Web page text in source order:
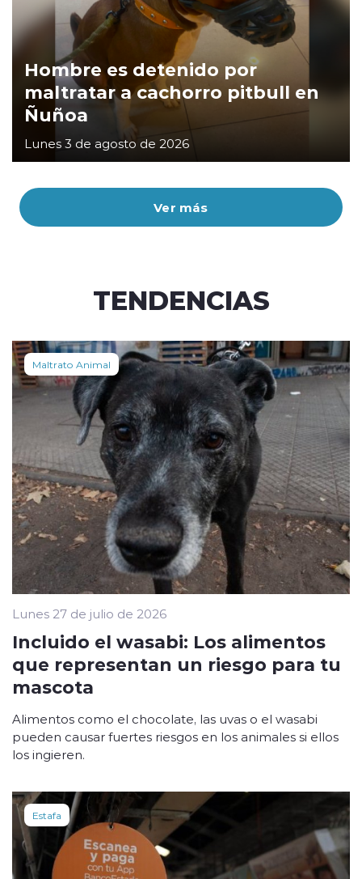
Ver más
Hombre es detenido por
maltratar a cachorro pitbull en
Ñuñoa
Lunes 3 de agosto de 2026
TENDENCIAS
Maltrato Animal
Lunes 27 de julio de 2026
Incluido el wasabi: Los alimentos
que representan un riesgo para tu
mascota
Alimentos como el chocolate, las uvas o el wasabi
pueden causar fuertes riesgos en los animales si ellos
los ingieren.
Estafa